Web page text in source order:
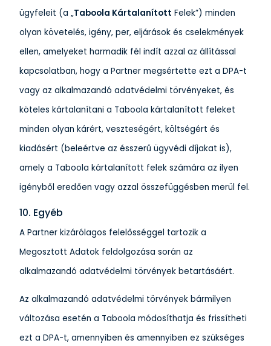
ügyfeleit (a „Taboola Kártalanított Felek”) minden
olyan követelés, igény, per, eljárások és cselekmények
ellen, amelyeket harmadik fél indít azzal az állítással
kapcsolatban, hogy a Partner megsértette ezt a DPA-t
vagy az alkalmazandó adatvédelmi törvényeket, és
köteles kártalanítani a Taboola kártalanított feleket
minden olyan kárért, veszteségért, költségért és
kiadásért (beleértve az ésszerű ügyvédi díjakat is),
amely a Taboola kártalanított felek számára az ilyen
igényből eredően vagy azzal összefüggésben merül fel.
10. Egyéb
A Partner kizárólagos felelősséggel tartozik a
Megosztott Adatok feldolgozása során az
alkalmazandó adatvédelmi törvények betartásáért.
Az alkalmazandó adatvédelmi törvények bármilyen
változása esetén a Taboola módosíthatja és frissítheti
ezt a DPA-t, amennyiben és amennyiben ez szükséges